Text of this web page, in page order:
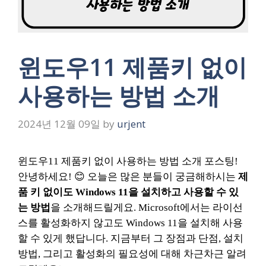
윈도우11 제품키 없이
사용하는 방법 소개
2024년 12월 09일 by urjent
윈도우11 제품키 없이 사용하는 방법 소개 포스팅!
안녕하세요! 😊 오늘은 많은 분들이 궁금해하시는 제
품 키 없이도 Windows 11을 설치하고 사용할 수 있
는 방법 을 소개해드릴게요. Microsoft에서는 라이선
스를 활성화하지 않고도 Windows 11을 설치해 사용
할 수 있게 했답니다. 지금부터 그 장점과 단점, 설치
방법, 그리고 활성화의 필요성에 대해 차근차근 알려